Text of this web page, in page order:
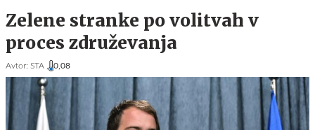
Zelene stranke po volitvah v
proces združevanja
Avtor: STA , 0,08